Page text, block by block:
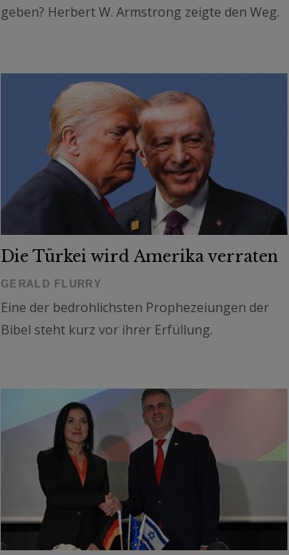
geben? Herbert W. Armstrong zeigte den Weg.
Die Türkei wird Amerika verraten
GERALD FLURRY
Eine der bedrohlichsten Prophezeiungen der
Bibel steht kurz vor ihrer Erfüllung.